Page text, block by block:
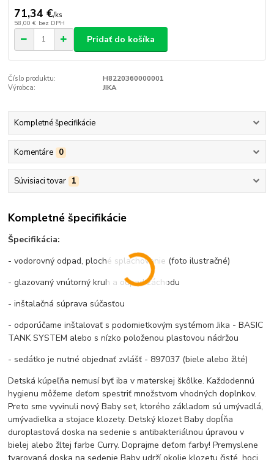
71,34 €/ks
58,00 € bez DPH
Pridať do košíka
Číslo produktu:
H8220360000001
Výrobca:
JIKA
Kompletné špecifikácie
Komentáre 0
Súvisiaci tovar 1
Kompletné špecifikácie
Špecifikácia:
- vodorovný odpad, ploché splachovanie (foto ilustračné)
- glazovaný vnútorný kruh a odpad záchodu
- inštalačná súprava súčasťou
- odporúčame inštalovať s podomietkovým systémom Jika - BASIC
TANK SYSTEM alebo s nízko položenou plastovou nádržou
- sedátko je nutné objednať zvlášť - 897037 (biele alebo žlté)
Detská kúpeľňa nemusí byť iba v materskej škôlke. Každodennú
hygienu môžeme deťom spestriť množstvom vhodných doplnkov.
Preto sme vyvinuli nový Baby set, ktorého základom sú umývadlá,
umývadielka a stojace klozety. Detský klozet Baby dopĺňa
duroplastová doska na sedenie s antibakteriálnou úpravou v
bielej alebo žltej farbe Curry. Doprajme deťom farby! Premyslene